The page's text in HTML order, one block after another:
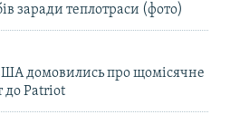
заради теплотраси (фото)
домовились про щомісячне
до Patriot